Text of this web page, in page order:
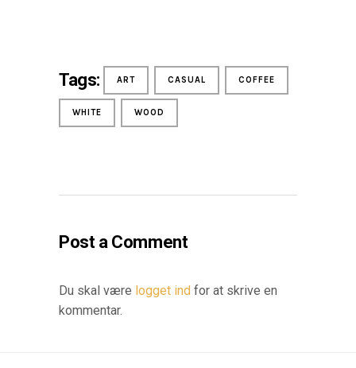
Tags: ART CASUAL COFFEE
WHITE WOOD
Post a Comment
Du skal være logget ind for at skrive en
kommentar.